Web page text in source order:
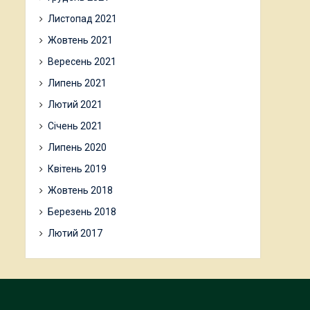
Листопад 2021
Жовтень 2021
Вересень 2021
Липень 2021
Лютий 2021
Січень 2021
Липень 2020
Квітень 2019
Жовтень 2018
Березень 2018
Лютий 2017